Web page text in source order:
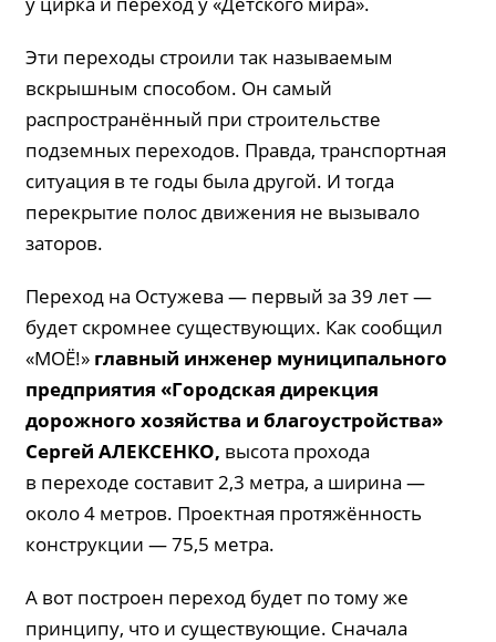
Эти переходы строили так называемым
вскрышным способом. Он самый
распространённый при строительстве
подземных переходов. Правда, транспортная
ситуация в те годы была другой. И тогда
перекрытие полос движения не вызывало
заторов.
Переход на Остужева — первый за 39 лет —
будет скромнее существующих. Как сообщил
«МОЁ!» главный инженер муниципального
предприятия «Городская дирекция
дорожного хозяйства и благоустройства»
СергейАЛЕКСЕНКО, высота прохода
в переходе составит 2,3 метра, а ширина —
около 4 метров. Проектная протяжённость
конструкции — 75,5 метра.
А вот построен переход будет по тому же
принципу, что и существующие. Сначала